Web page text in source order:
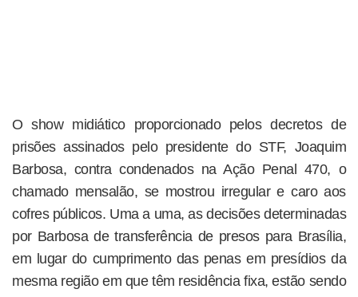
O show midiático proporcionado pelos decretos de
prisões assinados pelo presidente do STF, Joaquim
Barbosa, contra condenados na Ação Penal 470, o
chamado mensalão, se mostrou irregular e caro aos
cofres públicos. Uma a uma, as decisões determinadas
por Barbosa de transferência de presos para Brasília,
em lugar do cumprimento das penas em presídios da
mesma região em que têm residência fixa, estão sendo